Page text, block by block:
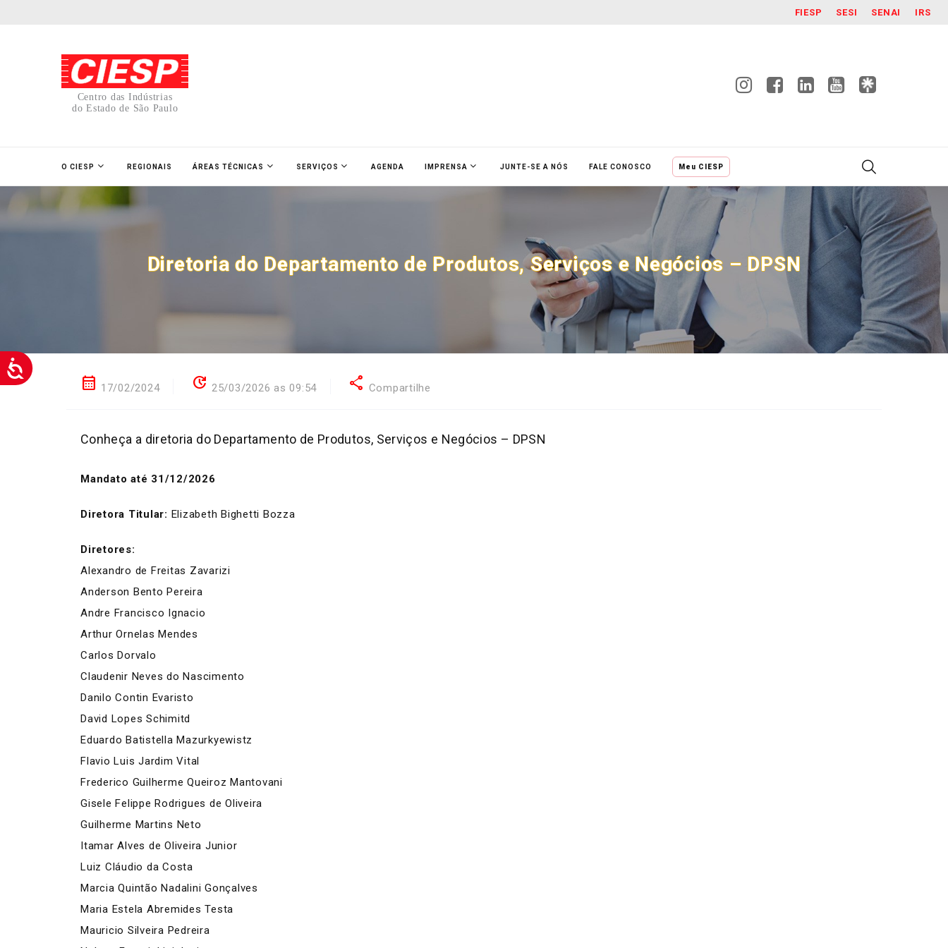
FIESP SESI SENAI IRS
Centro das Indústrias
do Estado de São Paulo
O CIESP REGIONAIS ÁREAS TÉCNICAS SERVIÇOS AGENDA IMPRENSA JUNTE-SE A NÓS FALE CONOSCO Meu CIESP
Diretoria do Departamento de Produtos, Serviços e Negócios – DPSN
calendar_month 17/02/2024 update 25/03/2026 as 09:54 share Compartilhe
Conheça a diretoria do Departamento de Produtos, Serviços e Negócios – DPSN
Mandato até 31/12/2026
Diretora Titular: Elizabeth Bighetti Bozza
Diretores:
Alexandro de Freitas Zavarizi
Anderson Bento Pereira
Andre Francisco Ignacio
Arthur Ornelas Mendes
Carlos Dorvalo
Claudenir Neves do Nascimento
Danilo Contin Evaristo
David Lopes Schimitd
Eduardo Batistella Mazurkyewistz
Flavio Luis Jardim Vital
Frederico Guilherme Queiroz Mantovani
Gisele Felippe Rodrigues de Oliveira
Guilherme Martins Neto
Itamar Alves de Oliveira Junior
Luiz Cláudio da Costa
Marcia Quintão Nadalini Gonçalves
Maria Estela Abremides Testa
Mauricio Silveira Pedreira